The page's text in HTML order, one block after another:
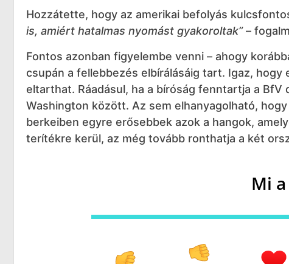
Hozzátette, hogy az amerikai befolyás
is, amiért hatalmas nyomást gyakoroltak”–
Fontos azonban figyelembe venni – ahogy
csupán a fellebbezés elbírálásáig tart. Igaz,
eltarthat. Ráadásul, ha a bíróság fenntartja a
Washington között. Az sem elhanyagolható,
berkeiben egyre erősebbek azok a hangok,
terítékre kerül, az még tovább ronthatja a két
Mi